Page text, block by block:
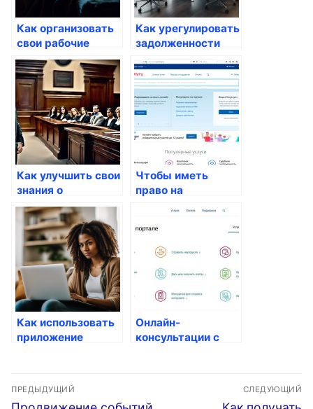
Как организовать
свои рабочие
процессы через
решения Госуслуг
Как урегулировать
задолженности
через сайты
госуслуг
Как улучшить свои
знания о
госуслугах через
интернет
Чтобы иметь
право на
Как использовать
приложение
устройств
Онлайн-
консультации с
Навигация
ПРЕДЫДУЩИЙ
Предыдущая
СЛЕДУЮЩИЙ
Следующая